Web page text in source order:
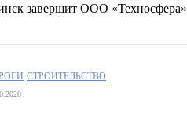
завершит ООО «Техносфера»
СТРОИТЕЛЬСТВО